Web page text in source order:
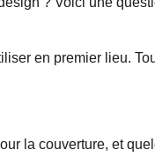
en premier lieu.
la couverture, et